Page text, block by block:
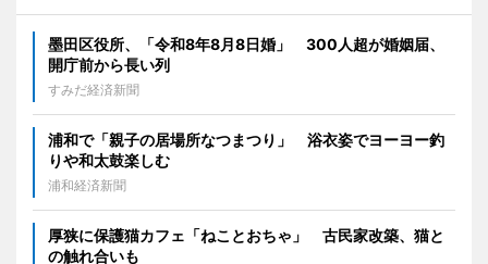
墨田区役所、「令和8年8月8日婚」 300人超が婚姻届、
開庁前から長い列
すみだ経済新聞
浦和で「親子の居場所なつまつり」 浴衣姿でヨーヨー釣
りや和太鼓楽しむ
浦和経済新聞
厚狭に保護猫カフェ「ねことおちゃ」 古民家改築、猫と
の触れ合いも